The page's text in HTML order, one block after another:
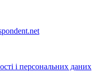
і персональних даних